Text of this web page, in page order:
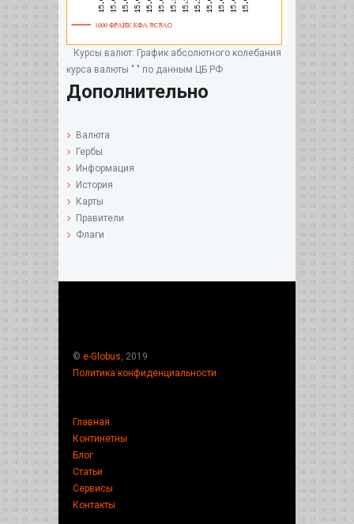
Курсы валют: График абсолютного колебания
курса валюты " " по данным ЦБ РФ
Дополнительно
Валюта
Гербы
Информация
История
Карты
Правители
Флаги
© e-Globus , 2019
Политика конфиденциальности
Главная
Континетны
Блог
Статьи
Сервисы
Контакты